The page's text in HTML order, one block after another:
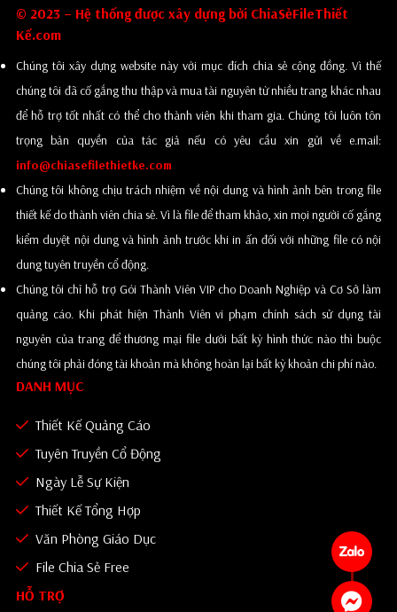
© 2023 – Hệ thống được xây dựng bởi ChiaSẻFileThiết
Kế.com
Chúng tôi xây dựng website này với mục đích chia sẻ cộng đồng. Vì thế
chúng tôi đã cố gắng thu thập và mua tài nguyên từ nhiều trang khác nhau
để hỗ trợ tốt nhất có thể cho thành viên khi tham gia. Chúng tôi luôn tôn
trọng bản quyền của tác giả nếu có yêu cầu xin gửi về e.mail:
info@chiasefilethietke.com
Chúng tôi không chịu trách nhiệm về nội dung và hình ảnh bên trong file
thiết kế do thành viên chia sẻ. Vì là file để tham khảo, xin mọi người cố gắng
kiểm duyệt nội dung và hình ảnh trước khi in ấn đối với những file có nội
dung tuyên truyền cổ động.
Chúng tôi chỉ hỗ trợ Gói Thành Viên VIP cho Doanh Nghiệp và Cơ Sở làm
quảng cáo. Khi phát hiện Thành Viên vi phạm chính sách sử dụng tài
nguyên của trang để thương mại file dưới bất kỳ hình thức nào thì buộc
chúng tôi phải đóng tài khoản mà không hoàn lại bất kỳ khoản chi phí nào.
DANH MỤC
Thiết Kế Quảng Cáo
Tuyên Truyền Cổ Động
Ngày Lễ Sự Kiện
Thiết Kế Tổng Hợp
Văn Phòng Giáo Dục
File Chia Sẻ Free
HỖ TRỢ